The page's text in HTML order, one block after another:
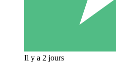
Il y a 2 jours